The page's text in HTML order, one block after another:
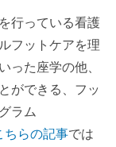
行っている看護
フットケアを理
った座学の他、
ができる、フッ
ラム
ちらの記事では